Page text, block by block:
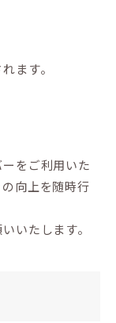
ます。
をご利用いた
向上を随時行
いたします。